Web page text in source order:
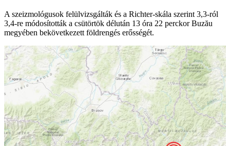
A szeizmológusok felülvizsgálták és a Richter-skála szerint 3,3-ról
3,4-re módosították a csütörtök délután 13 óra 22 perckor Buzău
megyében bekövetkezett földrengés erősségét.